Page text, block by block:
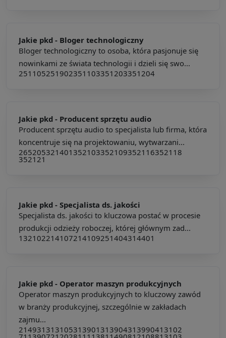
Jakie pkd - Bloger technologiczny
Bloger technologiczny to osoba, która pasjonuje się
nowinkami ze świata technologii i dzieli się swo...
251105251902351103351203351204
Jakie pkd - Producent sprzętu audio
Producent sprzętu audio to specjalista lub firma, która
koncentruje się na projektowaniu, wytwarzani...
265205321401352103352109352116352118
352121
Jakie pkd - Specjalista ds. jakości
Specjalista ds. jakości to kluczowa postać w procesie
produkcji odzieży roboczej, której głównym zad...
132102214107214109251404314401
Jakie pkd - Operator maszyn produkcyjnych
Operator maszyn produkcyjnych to kluczowy zawód
w branży produkcyjnej, szczególnie w zakładach
zajmu...
214931313105313901313904313990413102